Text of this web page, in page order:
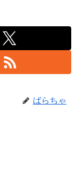
ばらちゃ